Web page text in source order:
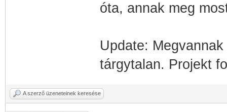
óta, annak meg
Update:
tárgytalan. Projekt
A szerző üzeneteinek keresése